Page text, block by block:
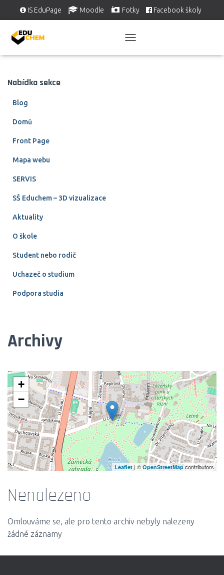
IS EduPage Moodle Fotky Facebook školy
NAVIGACI
Nabídka sekce
Blog
Domů
Front Page
Mapa webu
SERVIS
SŠ Educhem – 3D vizualizace
Aktuality
O škole
Student nebo rodič
Uchazeč o studium
Podpora studia
Archivy
+
−
Leaflet| ©OpenStreetMapcontributors
Nenalezeno
Omlouváme se, ale pro tento archiv nebyly nalezeny
žádné záznamy